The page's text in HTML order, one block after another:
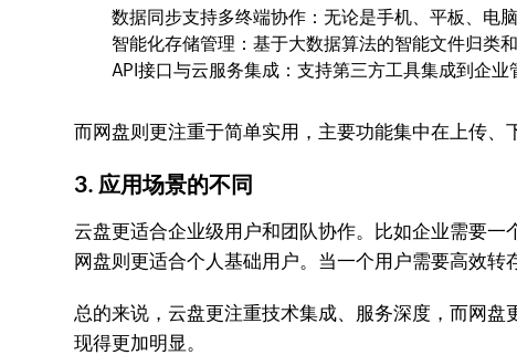
数据同步支持多终端协作：无论是手机、平板、电
智能化存储管理：基于大数据算法的智能文件归类和
API接口与云服务集成：支持第三方工具集成到企
而网盘则更注重于简单实用，主要功能集中在上传、
3. 应用场景的不同
云盘更适合企业级用户和团队协作。比如企业需要
网盘则更适合个人基础用户。当一个用户需要高效转
总的来说，云盘更注重技术集成、服务深度，而网
现得更加明显。